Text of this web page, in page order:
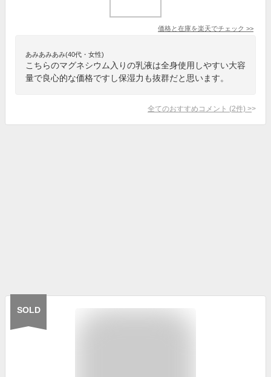
価格と在庫を楽天でチェック >>
あみあみあみ(40代・女性)
こちらのマグネシウム入りの乳液は全身使用しやすい大容
量で良心的な価格ですし保湿力も抜群だと思います。
全てのおすすめコメント (2件) >
SOLD